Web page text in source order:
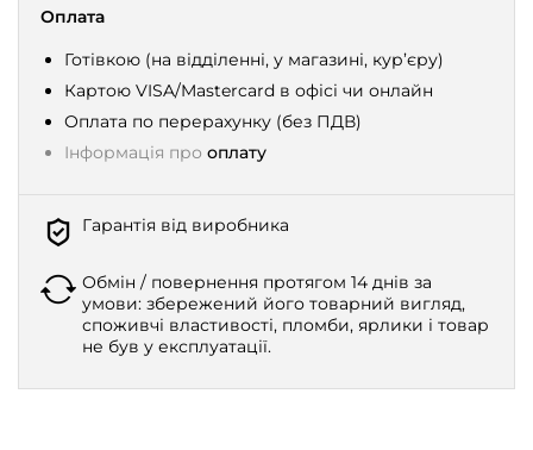
Оплата
Готівкою (на відділенні, у магазині, кур’єру)
Картою VISA/Mastercard в офісі чи онлайн
Оплата по перерахунку (без ПДВ)
Інформація про оплату
Гарантія від виробника
Обмін / повернення протягом 14 днів за
умови: збережений його товарний вигляд,
споживчі властивості, пломби, ярлики і товар
не був у експлуатації.